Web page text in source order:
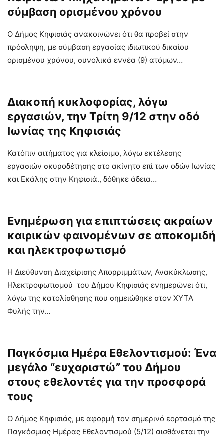
σύμβαση ορισμένου χρόνου
Ο Δήμος Κηφισιάς ανακοινώνει ότι θα προβεί στην
πρόσληψη, με σύμβαση εργασίας ιδιωτικού δικαίου
ορισμένου χρόνου, συνολικά εννέα (9) ατόμων…
Διακοπή κυκλοφορίας, λόγω
εργασιών, την Τρίτη 9/12 στην οδό
Ιωνίας της Κηφισιάς
Κατόπιν αιτήματος για κλείσιμο, λόγω εκτέλεσης
εργασιών σκυροδέτησης στο ακίνητο επί των οδών Ιωνίας
και Εκάλης στην Κηφισιά., δόθηκε άδεια…
Ενημέρωση για επιπτώσεις ακραίων
καιρικών φαινομένων σε αποκομιδή
και ηλεκτροφωτισμό
Η Διεύθυνση Διαχείρισης Απορριμμάτων, Ανακύκλωσης,
Ηλεκτροφωτισμού του Δήμου Κηφισιάς ενημερώνει ότι,
λόγω της κατολίσθησης που σημειώθηκε στον ΧΥΤΑ
Φυλής την…
Παγκόσμια Ημέρα Εθελοντισμού: Ένα
μεγάλο “ευχαριστώ” του Δήμου
στους εθελοντές για την προσφορά
τους
O Δήμος Κηφισιάς, με αφορμή τον σημερινό εορτασμό της
Παγκόσμιας Ημέρας Εθελοντισμού (5/12) αισθάνεται την